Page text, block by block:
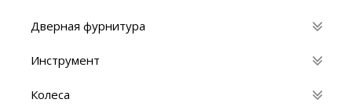
Дверная фурнитура
Инструмент
Колеса